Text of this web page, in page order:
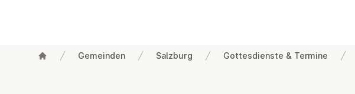
Gemeinden Salzburg Gottesdienste & Termine